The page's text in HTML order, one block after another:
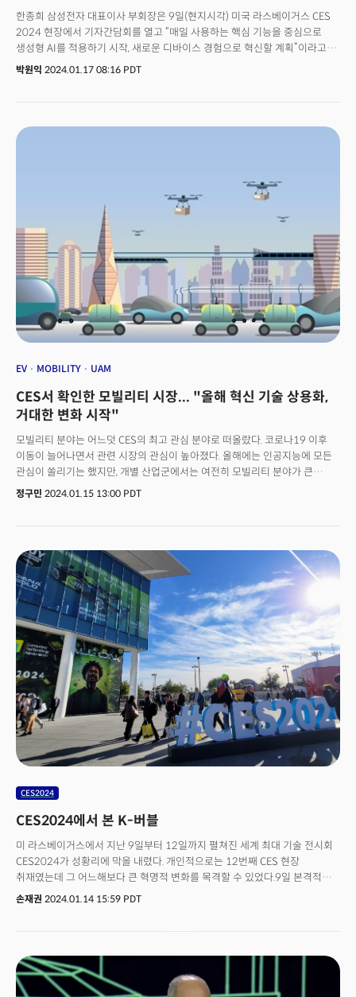
위해서 새로운 기술혁신이 필요함을 역설하고 있다. 이런 의미에서 굳이
번역한다면 ‘인류 안보’가 좀 더 본의에 가깝다고 하겠다.
한종희 삼성전자 대표이사 부회장은 9일(현지시각) 미국 라스베이거스 CES
2024 현장에서 기자간담회를 열고 “매일 사용하는 핵심 기능을 중심으로
생성형 AI를 적용하기 시작, 새로운 디바이스 경험으로 혁신할 계획”이라고
밝혔다.한 부회장은 “스마트폰, TV·가전, 자동차까지 연결된 사용자 경험은
박원익 2024.01.17 08:16 PDT
EV MOBILITY UAM
CES서 확인한 모빌리티 시장... "올해 혁신 기술 상용화,
거대한 변화 시작"
모빌리티 분야는 어느덧 CES의 최고 관심 분야로 떠올랐다. 코로나19 이후
이동이 늘어나면서 관련 시장의 관심이 높아졌다. 올해에는 인공지능에 모든
관심이 쏠리기는 했지만, 개별 산업군에서는 여전히 모빌리티 분야가 큰
관심을 받았다. CES 2024에서는 다양한 분야의 모빌리티 기업들이 전기차-
정구민 2024.01.15 13:00 PDT
CES2024
CES2024에서 본 K-버블
미 라스베이거스에서 지난 9일부터 12일까지 펼쳐진 세계 최대 기술 전시회
CES2024가 성황리에 막을 내렸다. 개인적으로는 12번째 CES 현장
취재였는데 그 어느해보다 큰 혁명적 변화를 목격할 수 있었다.9일 본격적인
쇼가 시작되기 전에 많은 전문가들과 현지 언론에서도 인공지능(AI)이 쇼를
스마트 홈, 메타버스, 로봇 등의 카테고리도 중요한 기술 흐름이었지만AI는 이
모든 것을 초월하는 ‘메가 트렌드’ 임이 증명된 것이다. 실제 삼성전자,
LG전자, 현대기아차, 소니, 벤츠, 지멘스, 보쉬, HD현대, SK, 두산, 롯데, 존 디어
손재권 2024.01.14 15:59 PDT